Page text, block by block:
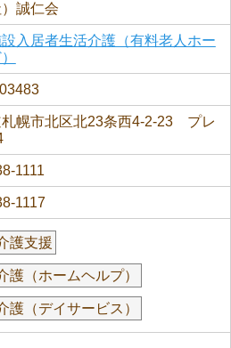
）誠仁会
入居者生活介護（有料老人ホー
札幌市北区北23条西4-2-23 プレ
1111
1117
護支援
護（ホームヘルプ）
護（デイサービス）